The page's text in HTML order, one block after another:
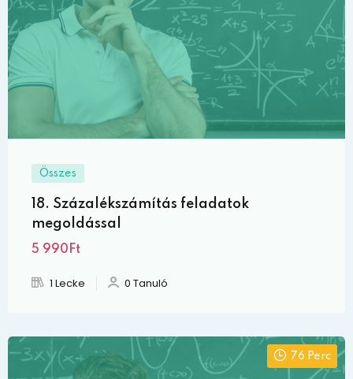
Összes
18. Százalékszámítás feladatok
megoldással
5 990Ft
1 Lecke 0 Tanuló
76 Perc